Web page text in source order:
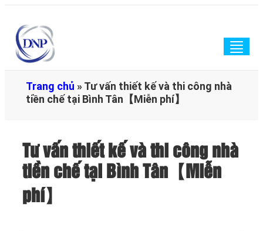
Trang chủ »Tư vấn thiết kế và thi công nhà
tiền chế tại Bình Tân【Miễn phí】
Tư vấn thiết kế và thi công nhà
tiền chế tại Bình Tân【Miễn
phí】